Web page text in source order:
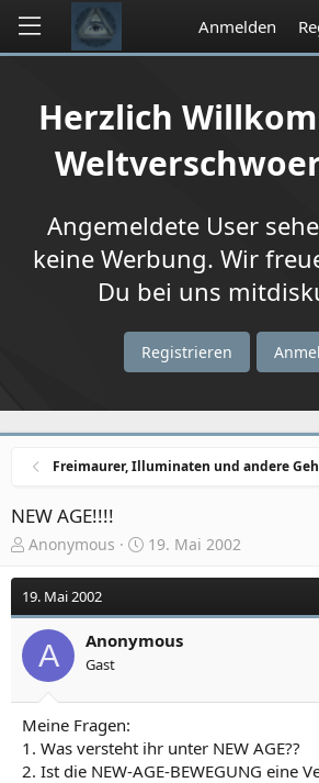
Anmelden
Herzlich
Angemeldete User
keine Werbung. Wir
Du bei uns
Registrieren
Freimaurer, Illuminaten und andere
NEW AGE!!!!
E
s
t
l
r
Anonymous
E
s
l
a
19. Mai 2002
19. Mai 2002
A Anonymous
Gast
Meine Fragen:
1. Was versteht ihr unter NEW AGE??
2. Ist die NEW-AGE-BEWEGUNG eine